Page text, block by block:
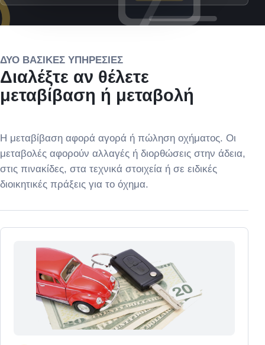
ΔΎΟ ΒΑΣΙΚΈΣ ΥΠΗΡΕΣΊΕΣ
Διαλέξτε αν θέλετε
μεταβίβαση ή μεταβολή
Η μεταβίβαση αφορά αγορά ή πώληση οχήματος. Οι
μεταβολές αφορούν αλλαγές ή διορθώσεις στην άδεια,
στις πινακίδες, στα τεχνικά στοιχεία ή σε ειδικές
διοικητικές πράξεις για το όχημα.